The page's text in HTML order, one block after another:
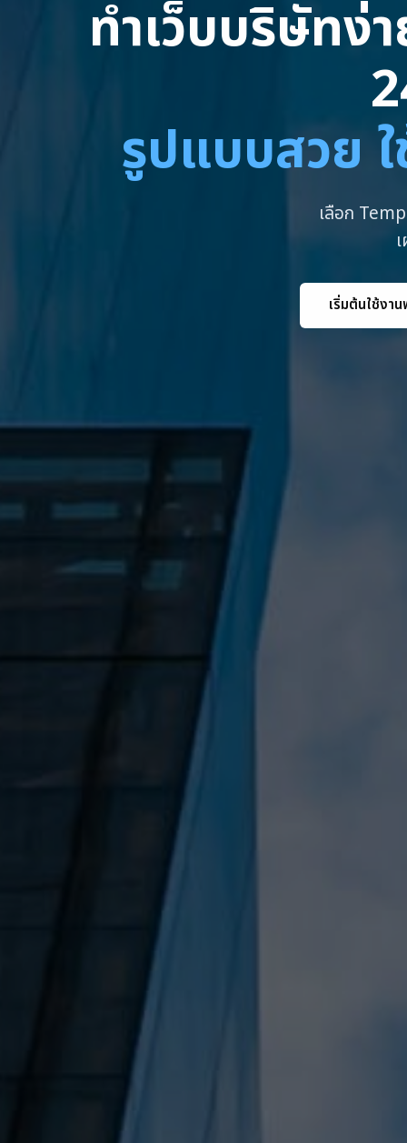
ทำเว็บบริษัทง่
รูปแบบสวย
เลือก
เริ่มต้นใช้งา